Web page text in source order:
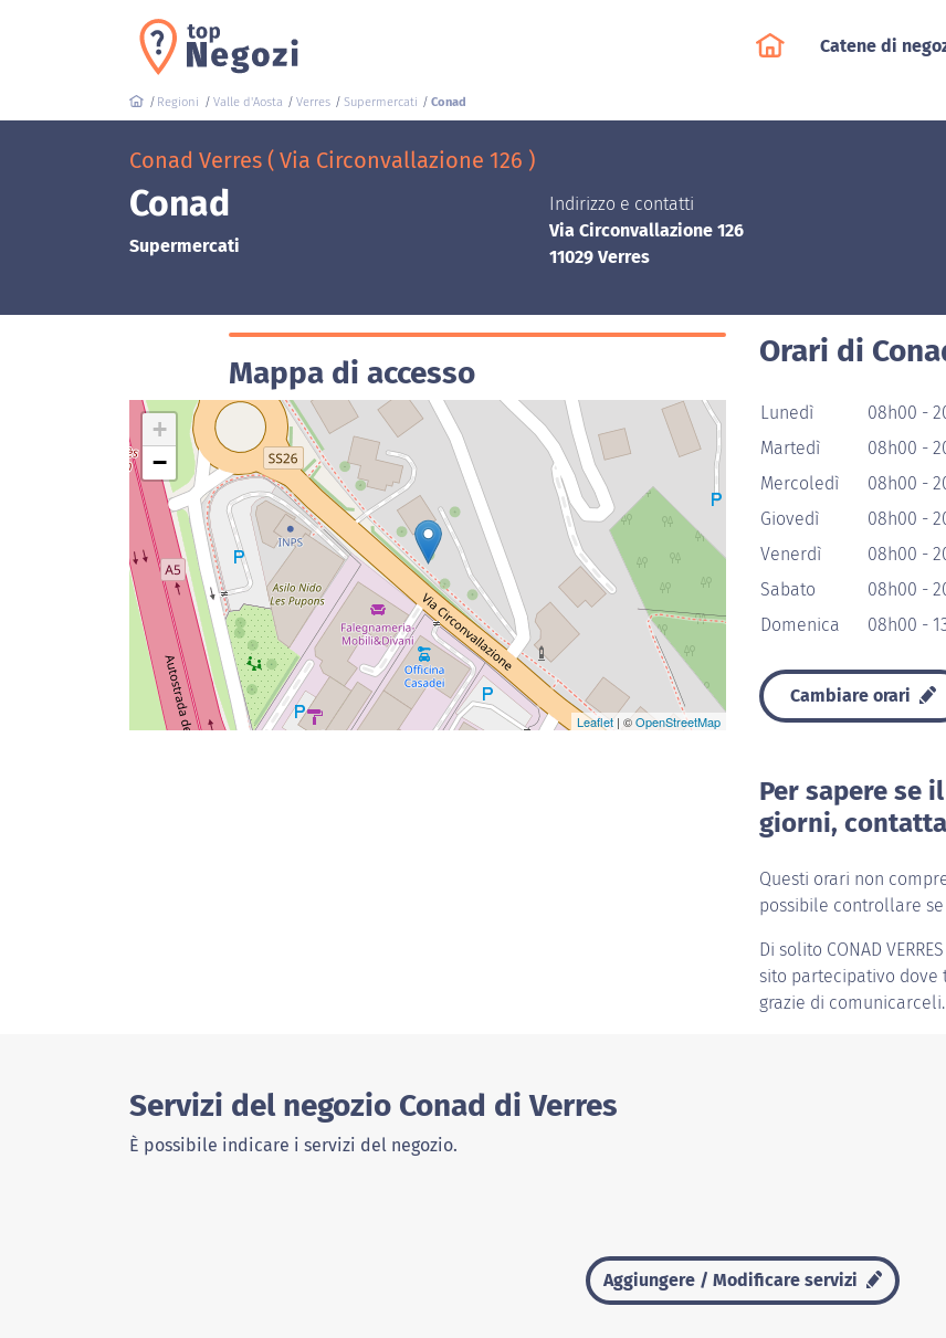
Catene di
Regioni Valle d'Aosta Verres Supermercati Conad
Conad Verres ( Via Circonvallazione 126 )
Conad
Supermercati
Indirizzo e contatti
Via Circonvallazione 126
11029 Verres
Mappa di accesso
+
−
Leaflet | ©OpenStreetMap
Orari di
Lunedì
08h00 -
Martedì
08h00 -
Mercoledì
08h00 -
Giovedì
08h00 -
Venerdì
08h00 -
Sabato
08h00 -
Domenica
08h00 -
Cambiare orari
Per sapere se
giorni,
Questi orari non
possibile controllare
Di solito CONAD VERRES
sito partecipativo dove
grazie di comunicarceli.
Servizi del negozio Conad di Verres
È possibile indicare i servizi del negozio.
Aggiungere / Modificare servizi